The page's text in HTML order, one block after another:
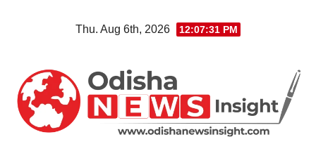
Thu. Aug 6th, 2026 12:07:32 PM